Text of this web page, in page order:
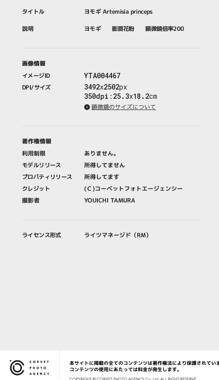
タイトル ヨモギ Artemisia princeps
説明 ヨモギ 膨潤花粉 顕微鏡倍率200
画像情報
イメージID
YTA004467
DPI/サイズ 3492x2502px
350dpi : 25.3x18.2cm
顕微鏡のサイズについて
著作権情報
利用制限
ありません。
モデルリリース
所得してません
プロパティリリース
所得してます
クレジット
(Ｃ)コーベットフォトエージェンシー
撮影者
YOUICHI TAMURA
ライセンス形式 ライツマネージド（RM）
Corvet Photo Agency
本サイトに掲載の全てのコンテンツは著作権法により保護されてい
コンテンツの使用にあたっては料金が発生します。